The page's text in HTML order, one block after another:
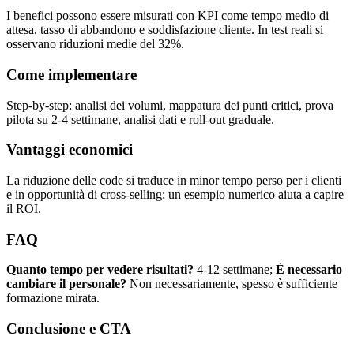
I benefici possono essere misurati con KPI come tempo medio di
attesa, tasso di abbandono e soddisfazione cliente. In test reali si
osservano riduzioni medie del 32%.
Come implementare
Step-by-step: analisi dei volumi, mappatura dei punti critici, prova
pilota su 2-4 settimane, analisi dati e roll-out graduale.
Vantaggi economici
La riduzione delle code si traduce in minor tempo perso per i clienti
e in opportunità di cross-selling; un esempio numerico aiuta a capire
il ROI.
FAQ
Quanto tempo per vedere risultati? 4-12 settimane; È necessario
cambiare il personale? Non necessariamente, spesso è sufficiente
formazione mirata.
Conclusione e CTA